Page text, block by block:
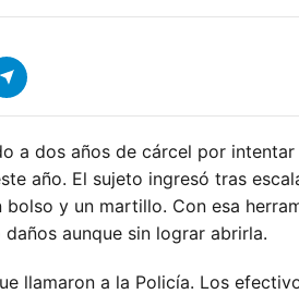
a dos años de cárcel por
año. El sujeto ingresó tras
y un martillo. Con esa
aunque sin lograr abrirla.
llamaron a la Policía. Los